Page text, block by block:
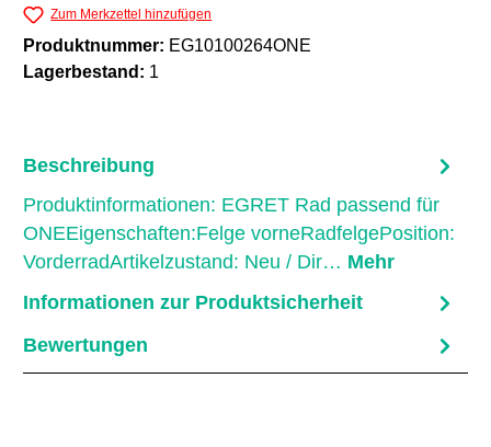
Zum Merkzettel hinzufügen
Produktnummer: EG10100264ONE
Lagerbestand: 1
Beschreibung
Produktinformationen: EGRET Rad passend für
ONEEigenschaften:Felge vorneRadfelgePosition:
VorderradArtikelzustand: Neu / Dir… Mehr
Informationen zur Produktsicherheit
Bewertungen